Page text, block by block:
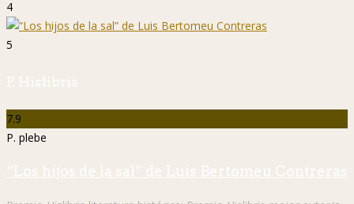
4
5
P. Hislibris
7.9
P. plebe
“Los hijos de la sal” de Luis Bertomeu Contreras